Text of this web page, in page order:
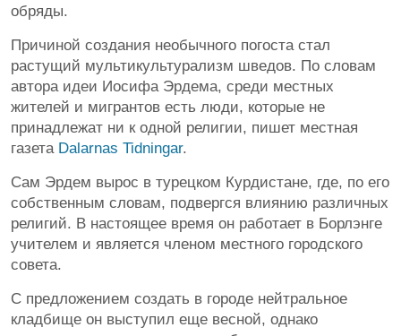
обряды.
Причиной создания необычного погоста стал
растущий мультикультурализм шведов. По словам
автора идеи Иосифа Эрдема, среди местных
жителей и мигрантов есть люди, которые не
принадлежат ни к одной религии, пишет местная
газета Dalarnas Tidningar.
Сам Эрдем вырос в турецком Курдистане, где, по его
собственным словам, подвергся влиянию различных
религий. В настоящее время он работает в Борлэнге
учителем и является членом местного городского
совета.
С предложением создать в городе нейтральное
кладбище он выступил еще весной, однако